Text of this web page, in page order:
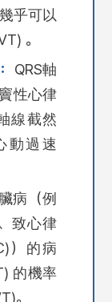
乎可以
。
QRS軸
性心律
線截然
動過速
病（例
致心律
）的病
的機率
。